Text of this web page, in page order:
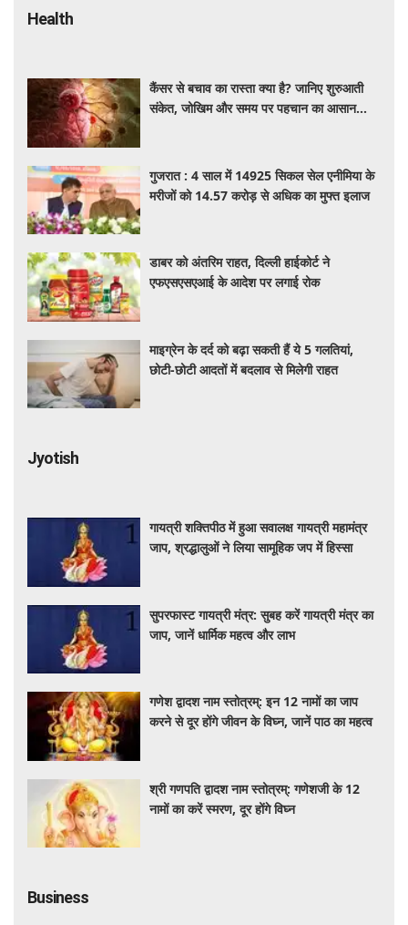
Health
कैंसर से बचाव का रास्ता क्या है? जानिए शुरुआती
संकेत, जोखिम और समय पर पहचान का आसान
गुजरात : 4 साल में 14925 सिकल सेल एनीमिया के
मरीजों को 14.57 करोड़ से अधिक का मुफ्त इलाज
डाबर को अंतरिम राहत, दिल्ली हाईकोर्ट ने
एफएसएसएआई के आदेश पर लगाई रोक
माइग्रेन के दर्द को बढ़ा सकती हैं ये 5 गलतियां,
छोटी-छोटी आदतों में बदलाव से मिलेगी राहत
Jyotish
गायत्री शक्तिपीठ में हुआ सवालक्ष गायत्री महामंत्र
जाप, श्रद्धालुओं ने लिया सामूहिक जप में हिस्सा
सुपरफास्ट गायत्री मंत्र: सुबह करें गायत्री मंत्र का
जाप, जानें धार्मिक महत्व और लाभ
गणेश द्वादश नाम स्तोत्रम्: इन 12 नामों का जाप
करने से दूर होंगे जीवन के विघ्न, जानें पाठ का महत्व
श्री गणपति द्वादश नाम स्तोत्रम्: गणेशजी के 12
नामों का करें स्मरण, दूर होंगे विघ्न
Business